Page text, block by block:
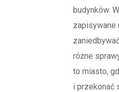
budynków.
zapisywane
różne
to miasto,
i przekonać